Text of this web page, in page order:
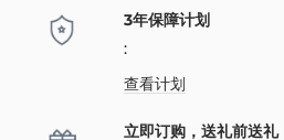
3年保障计划
:
查看计划
立即订购，送礼前送礼